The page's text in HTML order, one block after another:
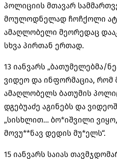
პოლიციის მთავარ
მოულოდნელად ჩოჩქოლი
ამაღლობელი მეორედაც
სხვა პირთან ერთად.
13 იანვარს „ბათუმელებმა/
ვიდეო და ინფორმაცია, რომ
ამაღლობელს ბათუმის
დგებუაძე აგინებს და
„სისხლით… ბო*იშვილი
მოვუ**ნავ დედის მუ*ელს“.
15 იანვარს საიას